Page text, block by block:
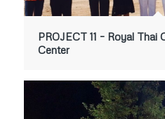
PROJECT 11 – Royal Thai
Center